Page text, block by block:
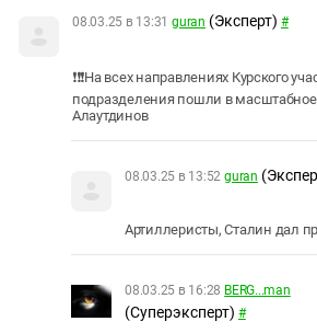
08.03.25 в 13:31 guran (Эксперт) #
❗❗❗На всех направлениях Курского
подразделения пошли в
Алаутдинов
08.03.25 в 13:52 guran
Артиллеристы, Сталин дал
08.03.25 в 16:28 BERG...man
(Суперэксперт) #